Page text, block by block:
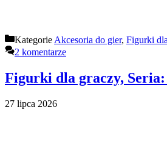
Kategorie Akcesoria do gier, Figurki
2 komentarze
Figurki dla graczy,
27 lipca 2026